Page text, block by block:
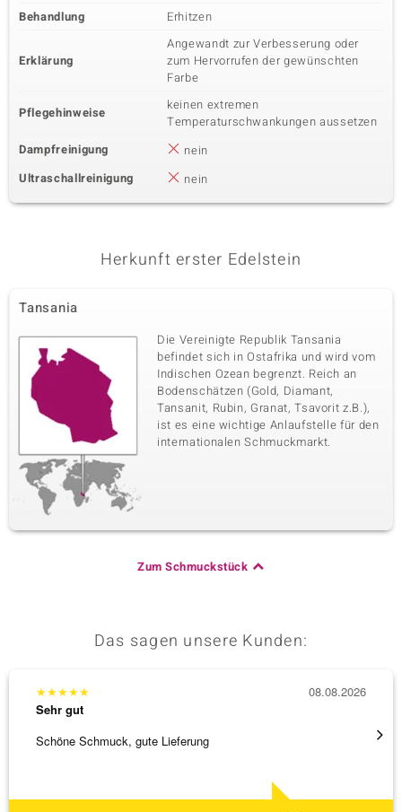
Behandlung Erhitzen
Erklärung
Angewandt zur Verbesserung oder
zum Hervorrufen der gewünschten
Farbe
Pflegehinweise
keinen extremen
Temperaturschwankungen aussetzen
Dampfreinigung
nein
Ultraschallreinigung
nein
Herkunft erster Edelstein
Tansania
Die Vereinigte Republik Tansania
befindet sich in Ostafrika und wird vom
Indischen Ozean begrenzt. Reich an
Bodenschätzen (Gold, Diamant,
Tansanit, Rubin, Granat, Tsavorit z.B.),
ist es eine wichtige Anlaufstelle für den
internationalen Schmuckmarkt.
Zum Schmuckstück
Das sagen unsere Kunden:
★★★★★
Sehr gut
Schöne Schmuck, gute Lieferung
08.08.2026